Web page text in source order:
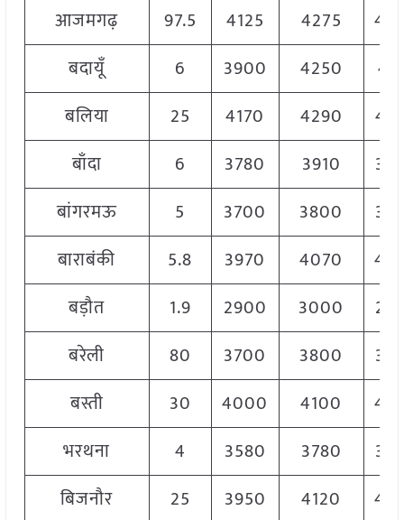
आजमगढ़
97.5 4125 4275
बदायूँ
6 3900 4250
बलिया
25 4170 4290
बाँदा
6 3780 3910
बांगरमऊ
5 3700 3800
बाराबंकी
5.8 3970 4070
बड़ौत
1.9 2900 3000
बरेली
80 3700 3800
बस्ती
30 4000 4100
भरथना
4 3580 3780
बिजनौर
25 3950 4120